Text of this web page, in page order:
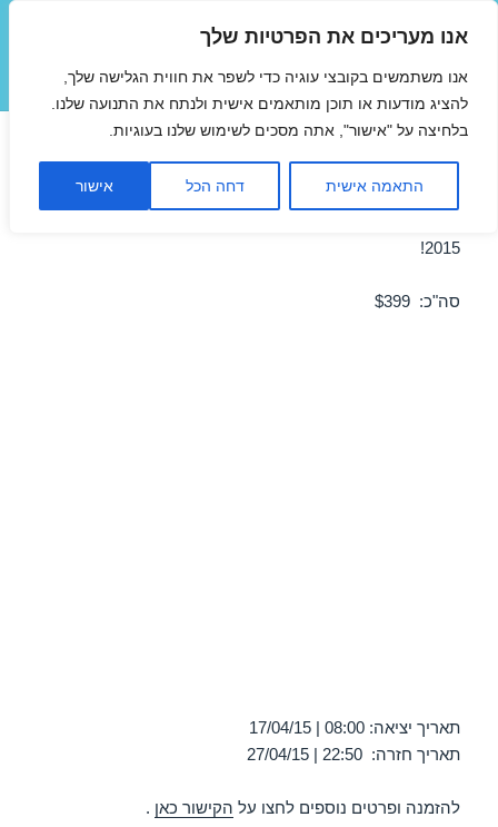
אנו מעריכים את הפרטיות שלך
אנו משתמשים בקובצי עוגיה כדי לשפר את חווית הגלישה שלך,
להציג מודעות או תוכן מותאמים אישית ולנתח את התנועה שלנו.
בלחיצה על "אישור", אתה מסכים לשימוש שלנו בעוגיות.
התאמה אישית דחה הכל אישור
תפריטים
ווידג'טים
טיסה לרומא 17/04/2015
2015!
סה"כ: $399
תאריך יציאה: 08:00 | 17/04/15
תאריך חזרה: 22:50 | 27/04/15
להזמנה ופרטים נוספים לחצו על הקישור כאן .